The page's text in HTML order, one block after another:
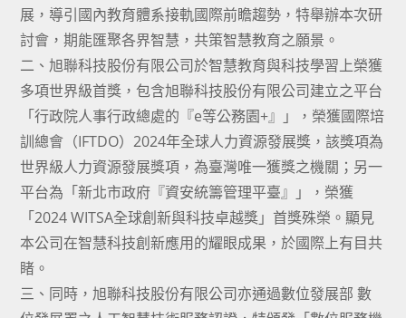
展，導引國內教育體系接軌國際前瞻趨勢，特舉辦本次研
討會，期能匯聚各界智慧，共策智慧教育之願景。
二、旭聯科技股份有限公司於智慧教育與科技學習上榮獲
多項世界級首獎，包含旭聯科技股份有限公司建立之平台
「行政院人事行政總處的『e等公務園+』」，榮獲國際培
訓總會（IFTDO）2024年全球人力資源發展獎，該獎項為
世界級人力資源發展獎項，為臺灣唯一獲獎之機關；另一
平台為「新北市政府『資安統籌管理平臺』」，榮獲
「2024 WITSA全球創新與科技卓越獎」首獎殊榮。顯見
本公司在智慧科技創新應用的耀眼成果，於國際上有目共
睹。
三、同時，旭聯科技股份有限公司亦通過數位發展部 數